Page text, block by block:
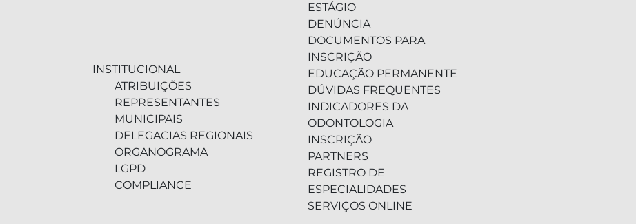
INSTITUCIONAL
ATRIBUIÇÕES
REPRESENTANTES
MUNICIPAIS
DELEGACIAS REGIONAIS
ORGANOGRAMA
LGPD
COMPLIANCE
ESTÁGIO
DENÚNCIA
DOCUMENTOS PARA
INSCRIÇÃO
EDUCAÇÃO PERMANENTE
DÚVIDAS FREQUENTES
INDICADORES DA
ODONTOLOGIA
INSCRIÇÃO
PARTNERS
REGISTRO DE
ESPECIALIDADES
SERVIÇOS ONLINE